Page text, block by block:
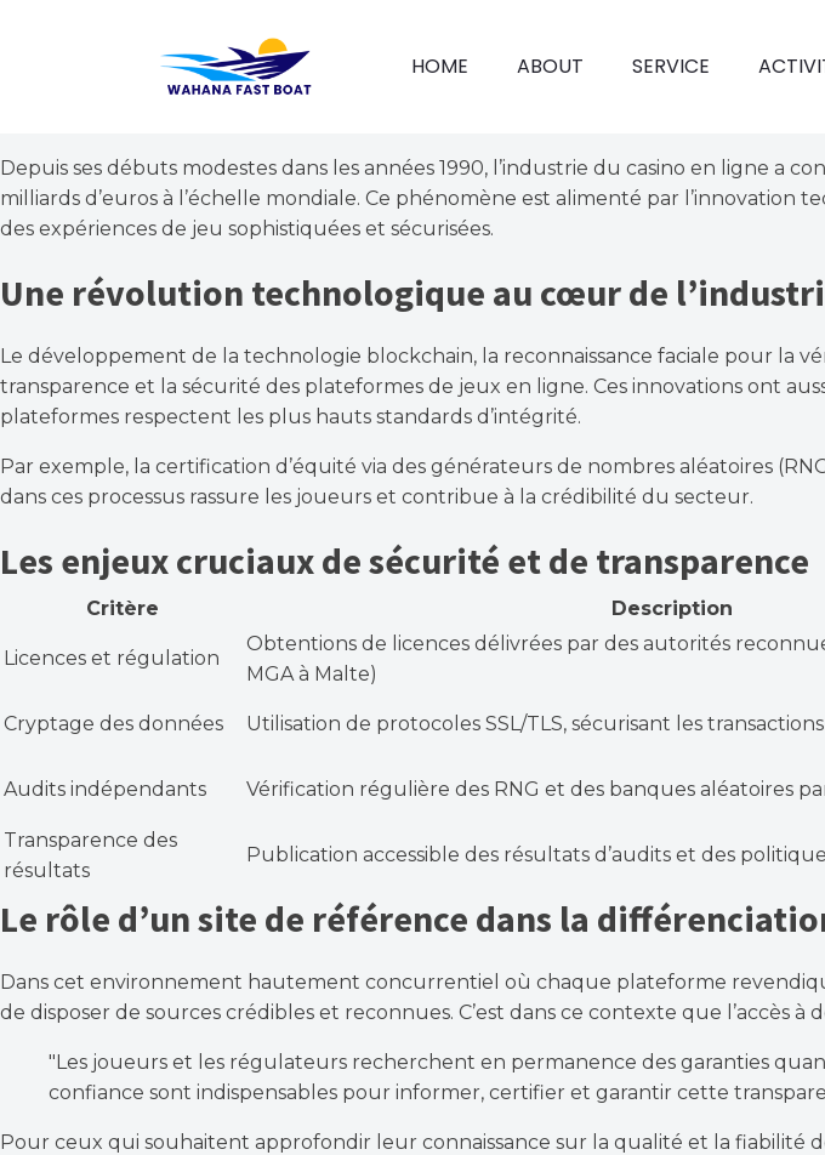
HOME ABOUT SERVICE
Depuis ses débuts modestes dans les années 1990, l’industrie du casino en ligne
milliards d’euros à l’échelle mondiale. Ce phénomène est alimenté par
des expériences de jeu sophistiquées et sécurisées.
Une révolution technologique au cœur de
Le développement de la technologie blockchain, la reconnaissance faciale pour la
transparence et la sécurité des plateformes de jeux en ligne. Ces innovations ont
plateformes respectent les plus hauts standards d’intégrité.
Par exemple, la certification d’équité via des générateurs de nombres aléatoires
dans ces processus rassure les joueurs et contribue à la crédibilité du secteur.
Les enjeux cruciaux de sécurité et de transparence
Critère Description
Licences et régulation
Obtentions de licences délivrées par des autorités
MGA à Malte)
Cryptage des données Utilisation de protocoles SSL/TLS, sécurisant les
Audits indépendants Vérification régulière des RNG et des banques aléatoires
Transparence des
résultats
Publication accessible des résultats d’audits et des
Le rôle d’un site de référence dans la
Dans cet environnement hautement concurrentiel où chaque plateforme
de disposer de sources crédibles et reconnues. C’est dans ce contexte que l’accès
"Les joueurs et les régulateurs recherchent en permanence des garanties
confiance sont indispensables pour informer, certifier et garantir cette
Pour ceux qui souhaitent approfondir leur connaissance sur la qualité et la